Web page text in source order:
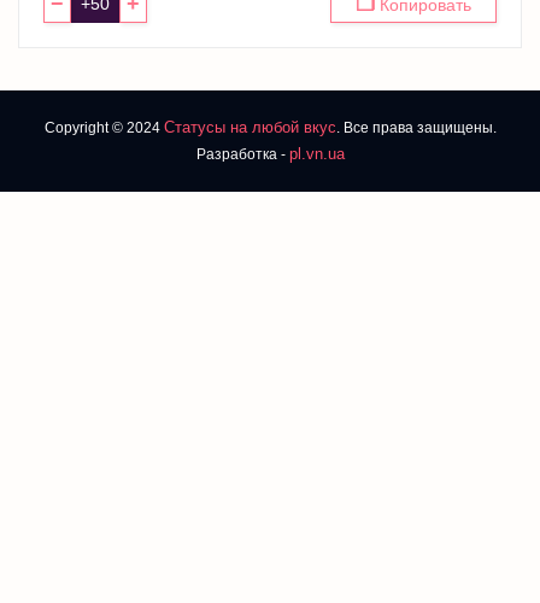
Копировать
Copyright © 2024 Статусы на любой вкус. Все права защищены.
Разработка - pl.vn.ua